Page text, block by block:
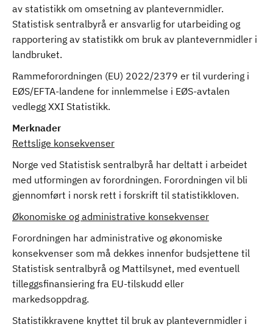
av statistikk om omsetning av plantevernmidler.
Statistisk sentralbyrå er ansvarlig for utarbeiding og
rapportering av statistikk om bruk av plantevernmidler i
landbruket.
Rammeforordningen (EU) 2022/2379 er til vurdering i
EØS/EFTA-landene for innlemmelse i EØS-avtalen
vedlegg XXI Statistikk.
Merknader
Rettslige konsekvenser
Norge ved Statistisk sentralbyrå har deltatt i arbeidet
med utformingen av forordningen. Forordningen vil bli
gjennomført i norsk rett i forskrift til statistikkloven.
Økonomiske og administrative konsekvenser
Forordningen har administrative og økonomiske
konsekvenser som må dekkes innenfor budsjettene til
Statistisk sentralbyrå og Mattilsynet, med eventuell
tilleggsfinansiering fra EU-tilskudd eller
markedsoppdrag.
Statistikkravene knyttet til bruk av plantevernmidler i